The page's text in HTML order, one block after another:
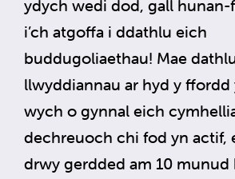
ydych wedi dod, gall
i’ch atgoffa i ddathlu eich
buddugoliaethau! Mae
llwyddiannau ar hyd y
wych o gynnal eich
dechreuoch chi fod yn actif,
drwy gerdded am 10 munud